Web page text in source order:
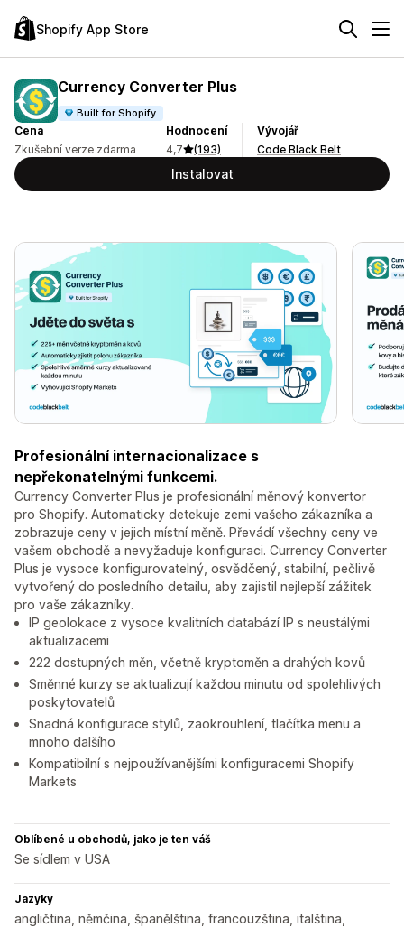
Shopify App Store
Currency Converter Plus
Built for Shopify
Cena
Zkušební verze zdarma
Hodnocení
4,7
(193)
Vývojář
Code Black Belt
Instalovat
Profesionální internacionalizace s
nepřekonatelnými funkcemi.
Currency Converter Plus je profesionální měnový konvertor
pro Shopify. Automaticky detekuje zemi vašeho zákazníka a
zobrazuje ceny v jejich místní měně. Převádí všechny ceny ve
vašem obchodě a nevyžaduje konfiguraci. Currency Converter
Plus je vysoce konfigurovatelný, osvědčený, stabilní, pečlivě
vytvořený do posledního detailu, aby zajistil nejlepší zážitek
pro vaše zákazníky.
IP geolokace z vysoce kvalitních databází IP s neustálými
aktualizacemi
222 dostupných měn, včetně kryptoměn a drahých kovů
Směnné kurzy se aktualizují každou minutu od spolehlivých
poskytovatelů
Snadná konfigurace stylů, zaokrouhlení, tlačítka menu a
mnoho dalšího
Kompatibilní s nejpoužívanějšími konfiguracemi Shopify
Markets
Oblíbené u obchodů, jako je ten váš
Se sídlem v USA
Jazyky
angličtina, němčina, španělština, francouzština, italština,